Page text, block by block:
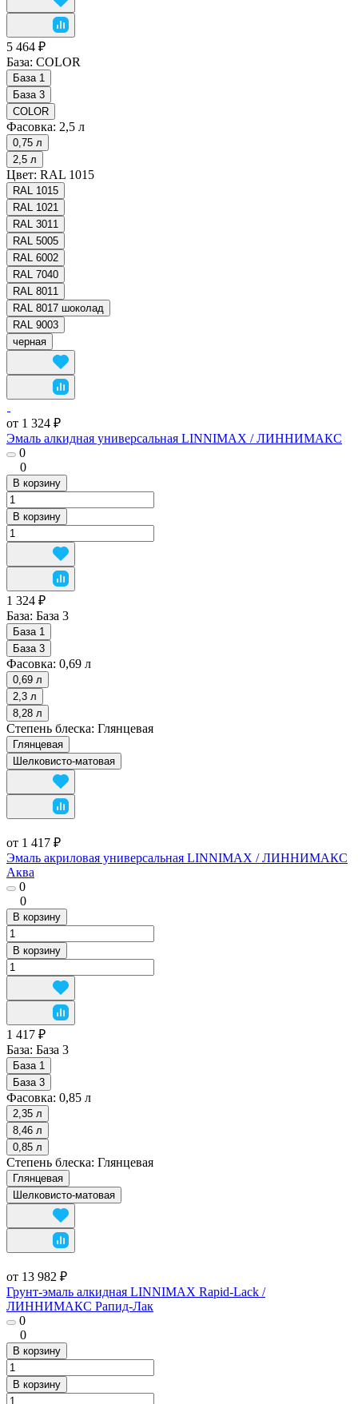
5 464 ₽
База: COLOR
База 1
База 3
COLOR
Фасовка: 2,5 л
0,75 л
2,5 л
Цвет: RAL 1015
RAL 1015
RAL 1021
RAL 3011
RAL 5005
RAL 6002
RAL 7040
RAL 8011
RAL 8017 шоколад
RAL 9003
черная
от 1 324 ₽
Эмаль алкидная универсальная LINNIMAX / ЛИННИМАКС
0
0
В корзину
В корзину
1 324 ₽
База: База 3
База 1
База 3
Фасовка: 0,69 л
0,69 л
2,3 л
8,28 л
Степень блеска: Глянцевая
Глянцевая
Шелковисто-матовая
от 1 417 ₽
Эмаль акриловая универсальная LINNIMAX / ЛИННИМАКС
Аква
0
0
В корзину
В корзину
1 417 ₽
База: База 3
База 1
База 3
Фасовка: 0,85 л
2,35 л
8,46 л
0,85 л
Степень блеска: Глянцевая
Глянцевая
Шелковисто-матовая
от 13 982 ₽
Грунт-эмаль алкидная LINNIMAX Rapid-Lack /
ЛИННИМАКС Рапид-Лак
0
0
В корзину
В корзину